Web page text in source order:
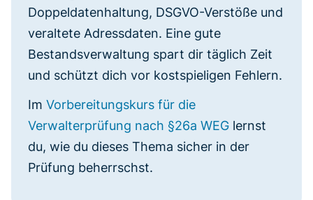
Doppeldatenhaltung, DSGVO-Verstöße und
veraltete Adressdaten. Eine gute
Bestandsverwaltung spart dir täglich Zeit
und schützt dich vor kostspieligen Fehlern.
Im Vorbereitungskurs für die
Verwalterprüfung nach §26a WEG lernst
du, wie du dieses Thema sicher in der
Prüfung beherrschst.